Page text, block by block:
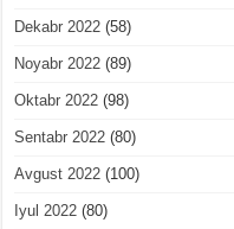
Dekabr 2022 (58)
Noyabr 2022 (89)
Oktabr 2022 (98)
Sentabr 2022 (80)
Avgust 2022 (100)
Iyul 2022 (80)